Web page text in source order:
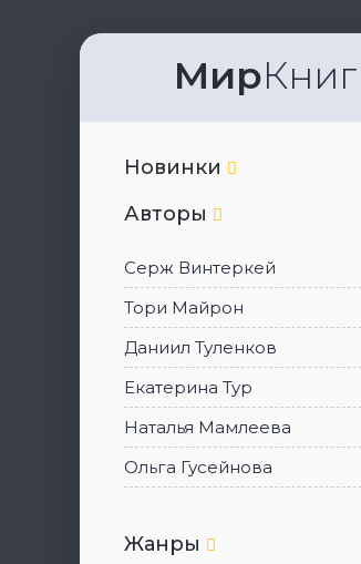
МирКниг
Новинки
Авторы
Серж Винтеркей
Тори Майрон
Даниил Туленков
Екатерина Тур
Наталья Мамлеева
Ольга Гусейнова
Жанры